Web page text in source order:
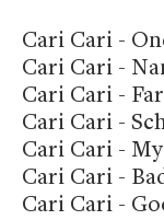
Cari Cari -
Cari Cari -
Cari Cari -
Cari Cari -
Cari Cari -
Cari Cari -
Cari Cari -